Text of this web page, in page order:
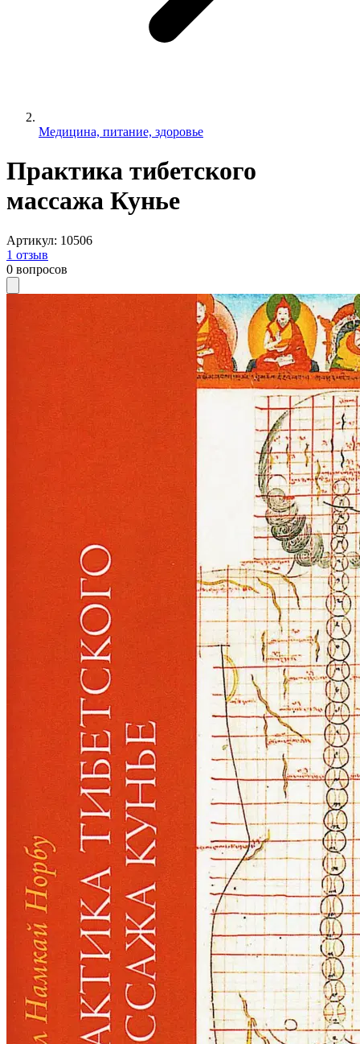
Медицина, питание, здоровье
Практика тибетского
массажа Кунье
Артикул: 10506
1 отзыв
0 вопросов